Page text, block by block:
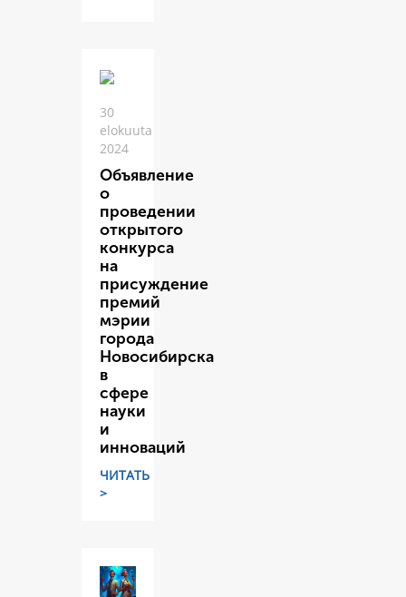
30
elokuuta
2024
Объявление
о
проведении
открытого
конкурса
на
присуждение
премий
мэрии
города
Новосибирска
в
сфере
науки
и
инноваций
ЧИТАТЬ
>